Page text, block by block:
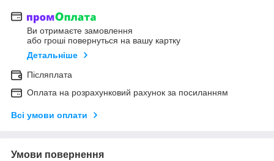
Ви отримаєте замовлення
або гроші повернуться на вашу картку
Детальніше
Післяплата
Оплата на розрахунковий рахунок за посиланням
Всі умови оплати
Умови повернення